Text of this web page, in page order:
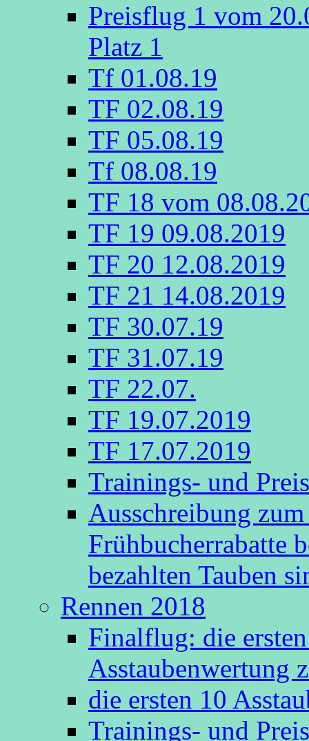
Preisflug 1 vom
Platz 1
Tf 01.08.19
TF 02.08.19
TF 05.08.19
Tf 08.08.19
TF 18 vom
TF 19 09.08.2019
TF 20 12.08.2019
TF 21 14.08.2019
TF 30.07.19
TF 31.07.19
TF 22.07.
TF 19.07.2019
TF 17.07.2019
Trainings- und
Ausschreibung
Frühbucherrabatte
bezahlten Tauben
Rennen 2018
Finalflug: die
Asstaubenwertung
die ersten 10
Trainings- und